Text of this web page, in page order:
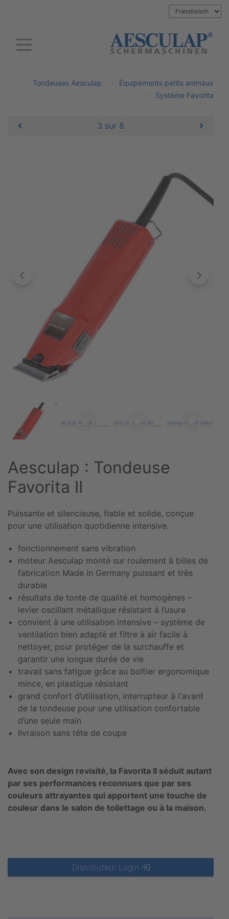
Tondeuses Aesculap
Équipements petits animaux
Système Favorita
3 sur 8
Aesculap : Tondeuse
Favorita II
Puissante et silencieuse, fiable et solide, conçue
pour une utilisation quotidienne intensive.
fonctionnement sans vibration
moteur Aesculap monté sur roulement à billes de
fabrication Made in Germany puissant et très
durable
résultats de tonte de qualité et homogènes –
levier oscillant métallique résistant à l’usure
convient à une utilisation intensive – système de
ventilation bien adapté et filtre à air facile à
nettoyer, pour protéger de la surchauffe et
garantir une longue durée de vie
travail sans fatigue grâce au boîtier ergonomique
mince, en plastique résistant
grand confort d’utilisation, interrupteur à l'avant
de la tondeuse pour une utilisation confortable
d’une seule main
livraison sans tête de coupe
Avec son design revisité, la Favorita II séduit autant
par ses performances reconnues que par ses
couleurs attrayantes qui apportent une touche de
couleur dans le salon de toilettage ou à la maison.
Distributeur Login